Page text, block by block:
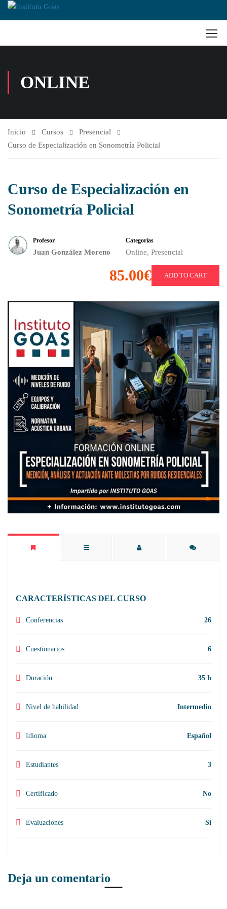
ONLINE
Inicio Cursos
Presencial
Curso de Especialización en Sonometría Policial
Curso de Especialización en
Sonometría Policial
Profesor
Juan González Moreno
Categorías
Online, Presencial
85.00€ ADD TO CART
CARACTERÍSTICAS DEL CURSO
Conferencias 26
Cuestionarios 6
Duración 35 h
Nivel de habilidad Intermedio
Idioma Español
Estudiantes 3
Certificado No
Evaluaciones Si
Deja un comentario